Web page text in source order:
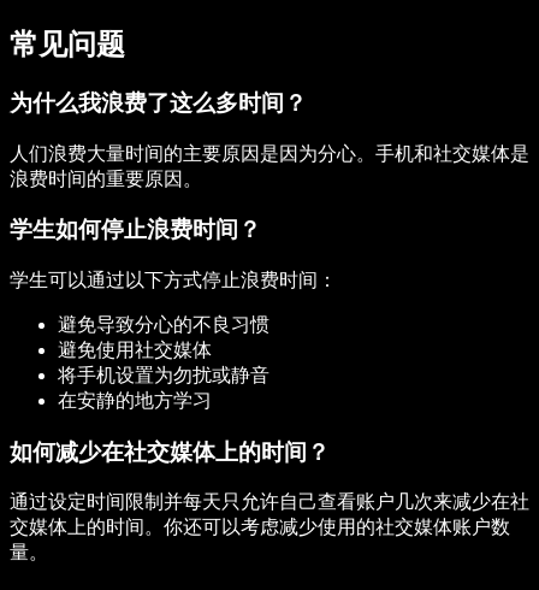
常见问题
为什么我浪费了这么多时间？
人们浪费大量时间的主要原因是因为分心。手机和社交媒体是
浪费时间的重要原因。
学生如何停止浪费时间？
学生可以通过以下方式停止浪费时间：
避免导致分心的不良习惯
避免使用社交媒体
将手机设置为勿扰或静音
在安静的地方学习
如何减少在社交媒体上的时间？
通过设定时间限制并每天只允许自己查看账户几次来减少在社
交媒体上的时间。你还可以考虑减少使用的社交媒体账户数
量。